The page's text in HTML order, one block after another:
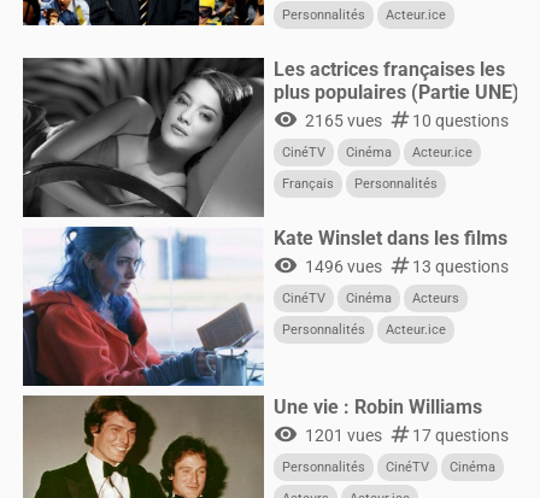
Personnalités
Acteur.ice
Les actrices françaises les
plus populaires (Partie UNE)
visibility 2165 vues numbers10 questions
CinéTV Cinéma
Acteur.ice
Français
Personnalités
Kate Winslet dans les films
visibility 1496 vues numbers13 questions
CinéTV Cinéma
Acteurs
Personnalités
Acteur.ice
Une vie : Robin Williams
visibility 1201 vues numbers17 questions
Personnalités CinéTV
Cinéma